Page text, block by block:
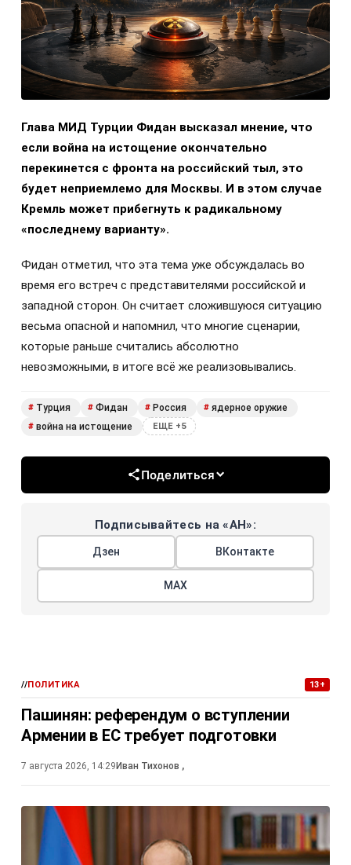
Глава МИД Турции Фидан высказал мнение, что
если война на истощение окончательно
перекинется с фронта на российский тыл, это
будет неприемлемо для Москвы. И в этом случае
Кремль может прибегнуть к радикальному
«последнему варианту».
Фидан отметил, что эта тема уже обсуждалась во
время его встреч с представителями российской и
западной сторон. Он считает сложившуюся ситуацию
весьма опасной и напомнил, что многие сценарии,
которые раньше считались абсолютно
невозможными, в итоге всё же реализовывались.
# Турция # Фидан # Россия # ядерное оружие
# война на истощение ЕЩЕ +5
Поделиться
Подписывайтесь на «АН»:
Дзен ВКонтакте
МАХ
//ПОЛИТИКА 13+
Пашинян: референдум о вступлении
Армении в ЕС требует подготовки
7 августа 2026, 14:29Иван Тихонов ,